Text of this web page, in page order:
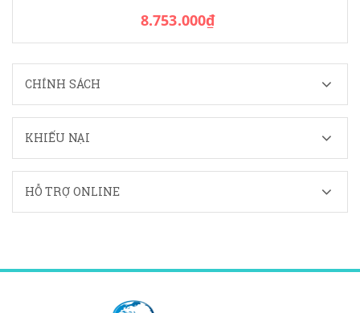
8.753.000₫
CHÍNH SÁCH
KHIẾU NẠI
HỖ TRỢ ONLINE